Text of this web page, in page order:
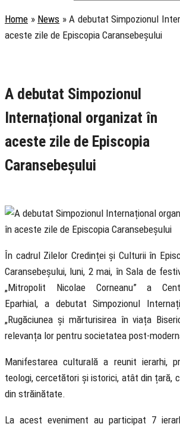
Home » News »A debutat Simpozionul
aceste zile de Episcopia Caransebeșului
A debutat Simpozionul
Internațional organizat în
aceste zile de Episcopia
Caransebeșului
În cadrul Zilelor Credinței și Culturii în
Caransebeșului, luni, 2 mai, în Sala de
„Mitropolit Nicolae Corneanu” a
Eparhial, a debutat Simpozionul
„Rugăciunea și mărturisirea în viața
relevanța lor pentru societatea post-
Manifestarea culturală a reunit ierarhi,
teologi, cercetători și istorici, atât din țară,
din străinătate.
La acest eveniment au participat 7